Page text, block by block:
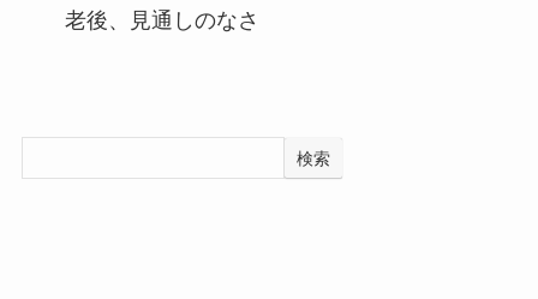
老後、見通しのなさ
検索